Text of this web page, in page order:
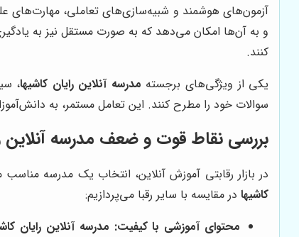
آزمون‌های هوشمند و شبیه‌سازی‌های تعاملی، مهارت‌های
و به آن‌ها امکان می‌دهد که به صورت مستقل نیز به
کنند.
یکی از ویژگی‌های برجسته مدرسه آنلاین رایان کاشیها،
سوالات خود را مطرح کنند. این تعامل مستمر، به
بررسی نقاط قوت و ضعف مدرسه آنلاین
در بازار رقابتی آموزش آنلاین، انتخاب یک مدرسه
کاشیهادر مقایسه با سایر رقبا می‌پردازیم:
محتوای آموزشی با کیفیت: مدرسه آنلاین رایان